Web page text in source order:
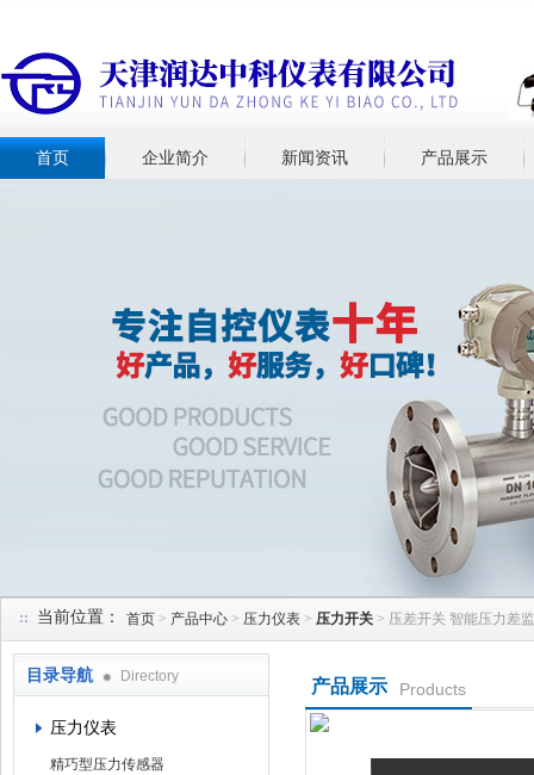
首页 企业简介 新闻资讯 产品展示
当前位置： 首页 > 产品中心 > 压力仪表 > 压力开关 > 压差开关 智能压力差
目录导航 Directory
压力仪表
精巧型压力传感器
产品展示 Products